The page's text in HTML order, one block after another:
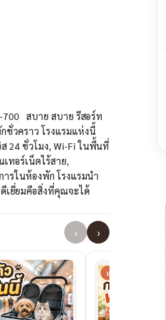
700 สบาย สบาย รีสอร์ท
ชั่วคราว โรงแรมแห่งนี้
24 ชั่วโมง, Wi-Fi ในพื้นที่
ทอร์เน็ตไร้สาย,
ารในห้องพัก โรงแรมนำ
เยี่ยมคือสิ่งที่คุณจะได้
‹ ›
แนะนำ